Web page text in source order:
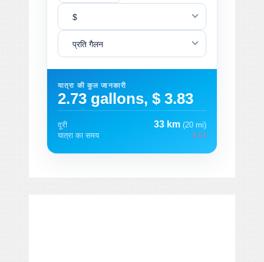
$
प्रति गैलन
यात्रा की कुल जानकारी
2.73 gallons, $ 3.83
दूरी 33 km (20 mi)
यात्रा का समय